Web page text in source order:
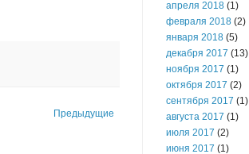
Предыдущие
апреля 2018 (1)
февраля 2018 (2)
января 2018 (5)
декабря 2017 (13)
ноября 2017 (1)
октября 2017 (2)
сентября 2017 (1)
августа 2017 (1)
июля 2017 (2)
июня 2017 (1)